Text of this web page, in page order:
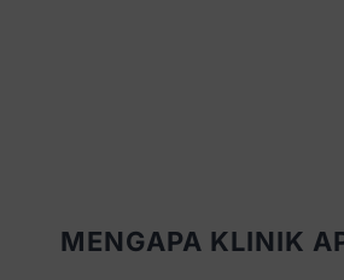
MENGAPA KLINIK